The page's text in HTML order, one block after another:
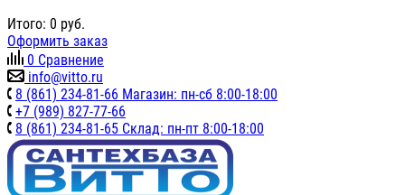
Итого: 0 руб.
Оформить заказ
0 Сравнение
info@vitto.ru
8 (861) 234-81-66 Магазин: пн-сб 8:00-18:00
+7 (989) 827-77-66
8 (861) 234-81-65 Склад: пн-пт 8:00-18:00